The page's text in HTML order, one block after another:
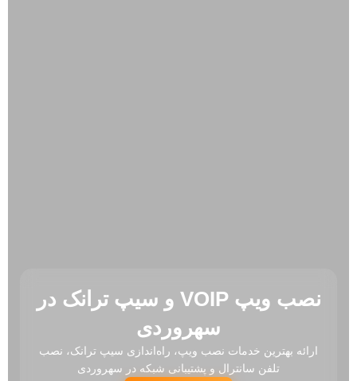
نصب ویپ VOIP و سیپ ترانک در
سهروردی
ارائه بهترین خدمات نصب ویپ، راه‌اندازی سیپ ترانک، نصب
تلفن سانترال و پشتیبانی شبکه در سهروردی